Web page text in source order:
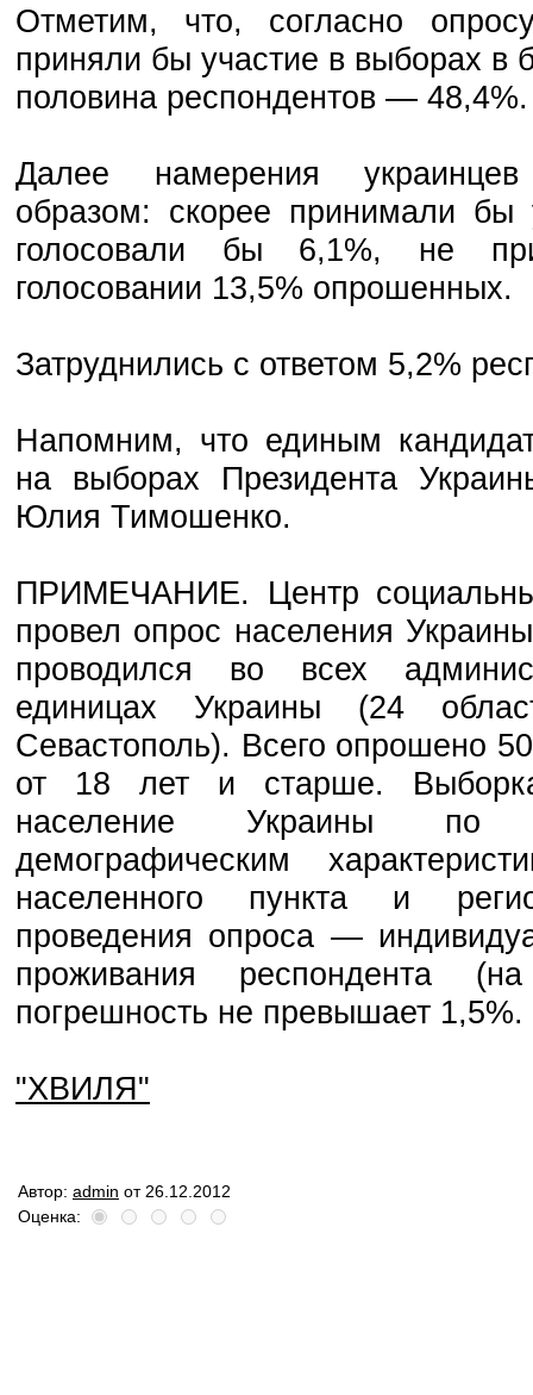
Отметим, что, согласно
приняли бы участие в выборах в
половина респондентов — 48,4%.
Далее намерения
образом: скорее принимали бы
голосовали бы 6,1%, не
голосовании 13,5% опрошенных.
Затруднились с ответом 5,2%
Напомним, что единым
на выборах Президента
Юлия Тимошенко.
ПРИМЕЧАНИЕ. Центр
провел опрос населения
проводился во всех
единицах Украины (24
Севастополь). Всего опрошено
от 18 лет и старше. Выборка
население Украины по
демографическим
населенного пункта и
проведения опроса —
проживания респондента
погрешность не превышает 1,5%.
"ХВИЛЯ"
Автор: admin от 26.12.2012
Оценка: